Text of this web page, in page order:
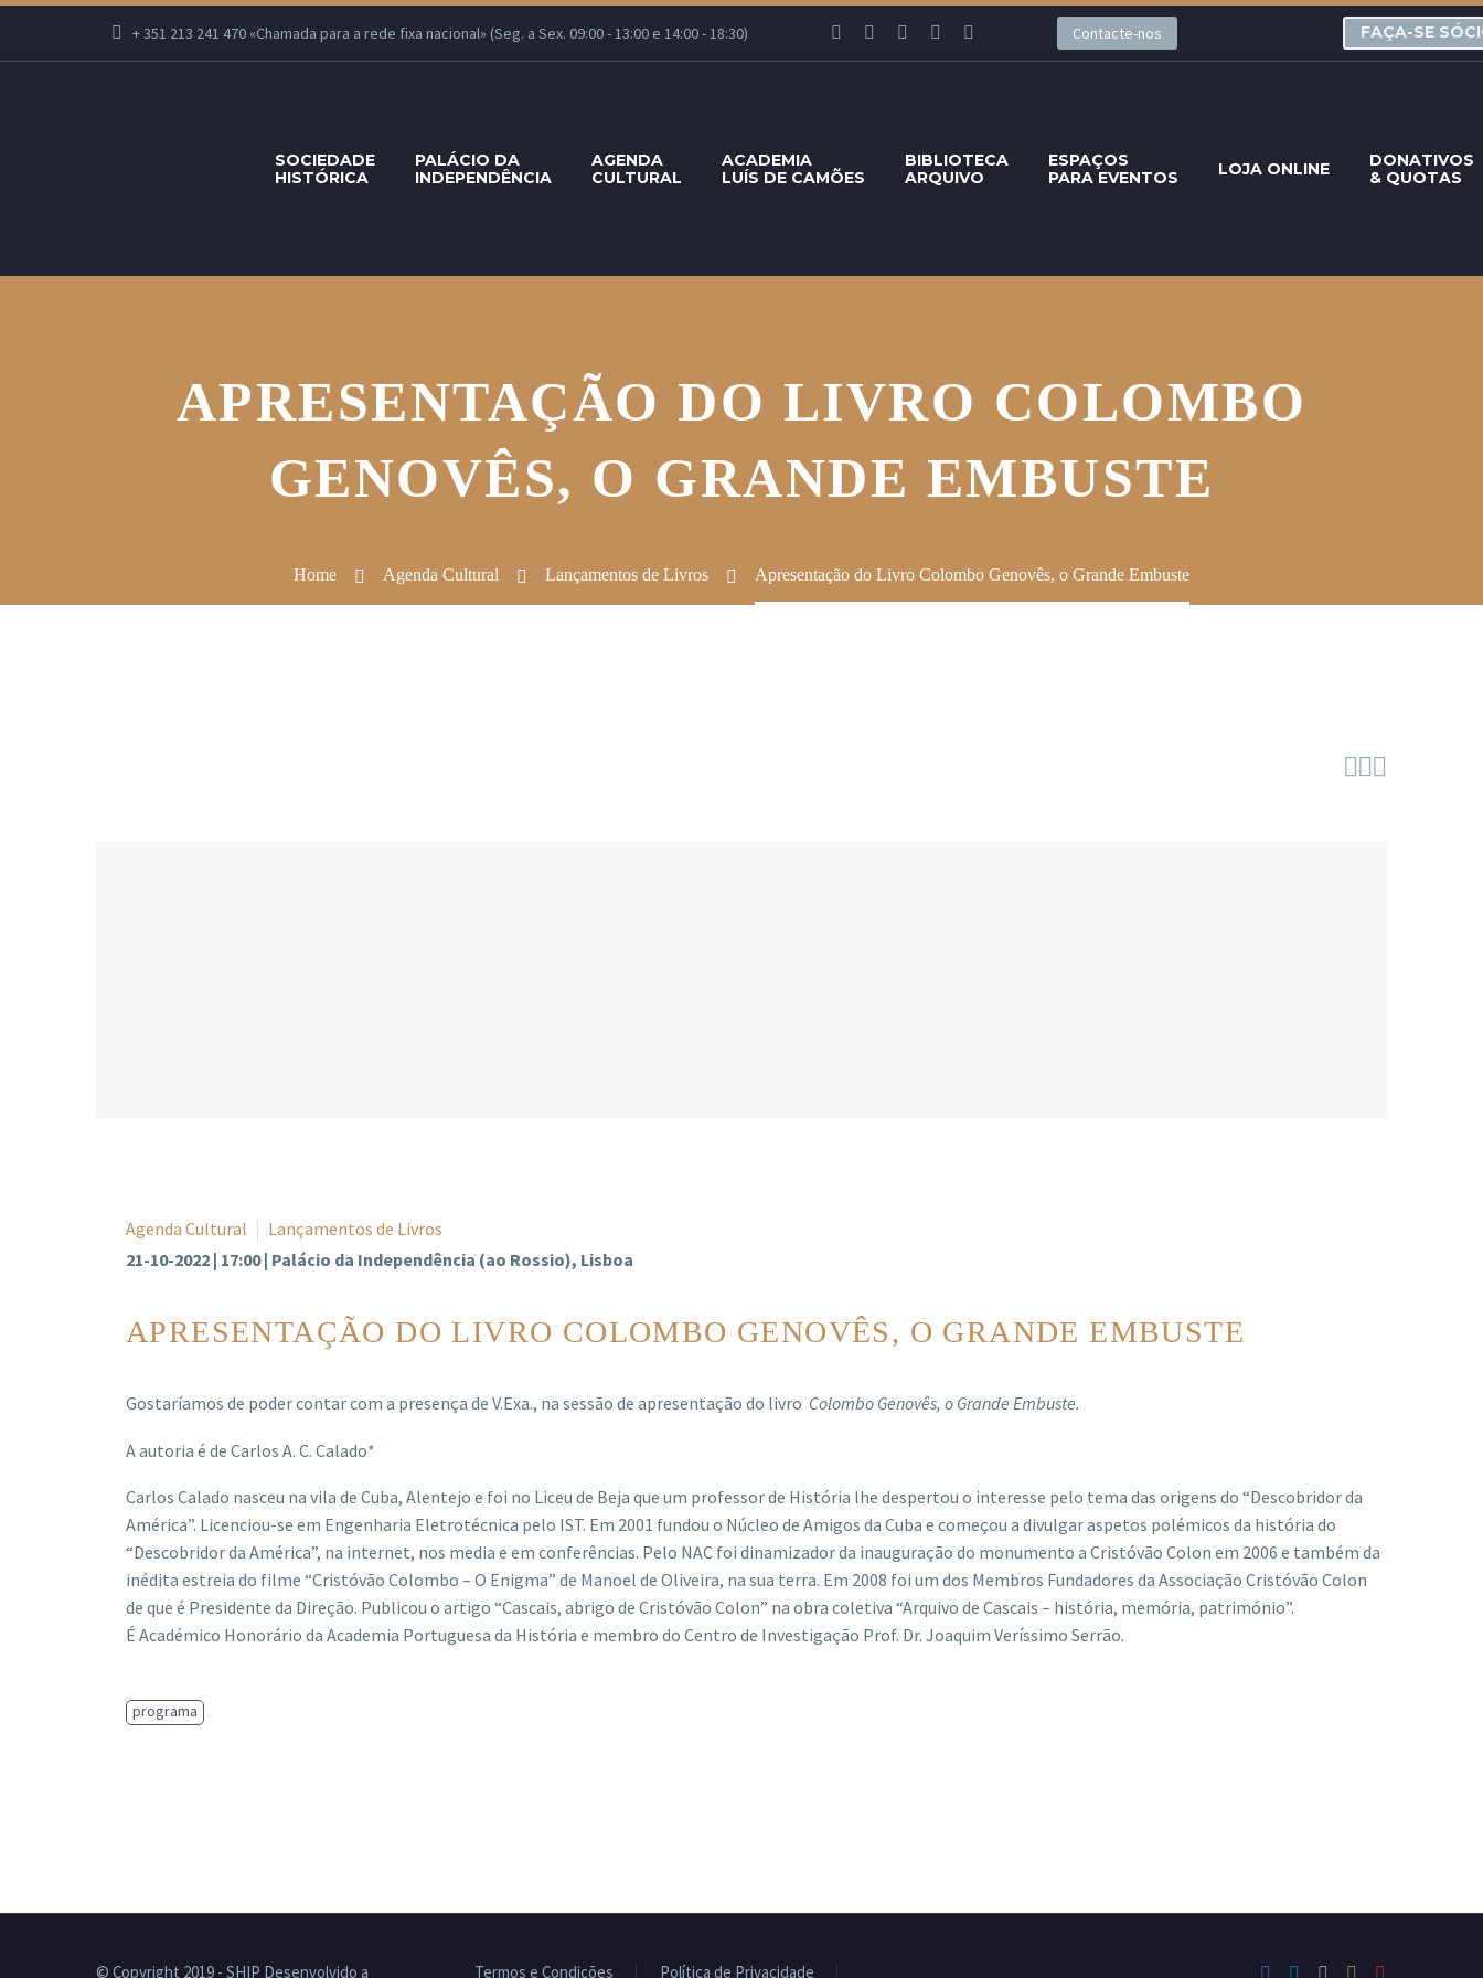
+ 351 213 241 470 «Chamada para a rede fixa nacional» (Seg. a Sex. 09:00 - 13:00 e 14:00 - 18:30) Contacte-nos FAÇA-SE
SOCIEDADE
HISTÓRICA
PALÁCIO DA
INDEPENDÊNCIA
AGENDA
CULTURAL
ACADEMIA
LUÍS DE CAMÕES
BIBLIOTECA
ARQUIVO
ESPAÇOS
PARA EVENTOS
LOJA ONLINE
DONATIVOS
& QUOTAS
APRESENTAÇÃO DO LIVRO COLOMBO
GENOVÊS, O GRANDE EMBUSTE
Home Agenda Cultural Lançamentos de Livros Apresentação do Livro Colombo Genovês, o Grande Embuste

Agenda Cultural
Lançamentos de Livros
21-10-2022 | 17:00 | Palácio da Independência (ao Rossio), Lisboa
APRESENTAÇÃO DO LIVRO COLOMBO GENOVÊS, O GRANDE EMBUSTE
Gostaríamos de poder contar com a presença de V.Exa., na sessão de apresentação do livro Colombo Genovês, o Grande Embuste.
A autoria é de Carlos A. C. Calado*
Carlos Calado nasceu na vila de Cuba, Alentejo e foi no Liceu de Beja que um professor de História lhe despertou o interesse pelo tema das origens do “Descobridor da
América”. Licenciou-se em Engenharia Eletrotécnica pelo IST. Em 2001 fundou o Núcleo de Amigos da Cuba e começou a divulgar aspetos polémicos da história do
“Descobridor da América”, na internet, nos media e em conferências. Pelo NAC foi dinamizador da inauguração do monumento a Cristóvão Colon em 2006 e também da
inédita estreia do filme “Cristóvão Colombo – O Enigma” de Manoel de Oliveira, na sua terra. Em 2008 foi um dos Membros Fundadores da Associação Cristóvão Colon
de que é Presidente da Direção. Publicou o artigo “Cascais, abrigo de Cristóvão Colon” na obra coletiva “Arquivo de Cascais – história, memória, património”.
É Académico Honorário da Academia Portuguesa da História e membro do Centro de Investigação Prof. Dr. Joaquim Veríssimo Serrão.
programa
Termos e Condições Política de Privacidade
© Copyright 2019 - SHIP Desenvolvido a